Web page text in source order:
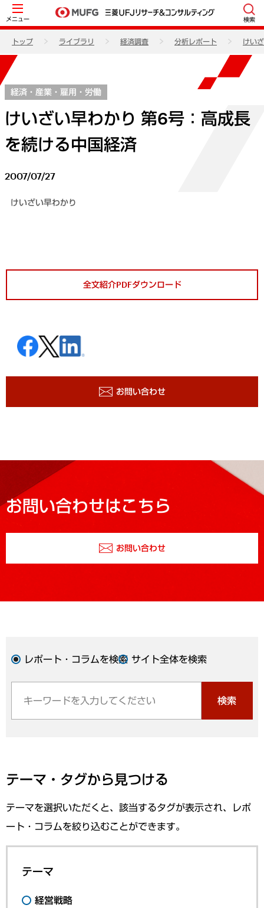
メニュー 検索
トップ ライブラリ 経済調査 分析レポート けい
経済・産業・雇用・労働
けいざい早わかり 第6号：高成長
を続ける中国経済
2007/07/27
けいざい早わかり
全文紹介PDFダウンロード
お問い合わせ
お問い合わせはこちら
お問い合わせ
レポート・コラムを検索 サイト全体を検索
検索
テーマ・タグから見つける
テーマを選択いただくと、該当するタグが表示され、レポ
ート・コラムを絞り込むことができます。
テーマ
経営戦略